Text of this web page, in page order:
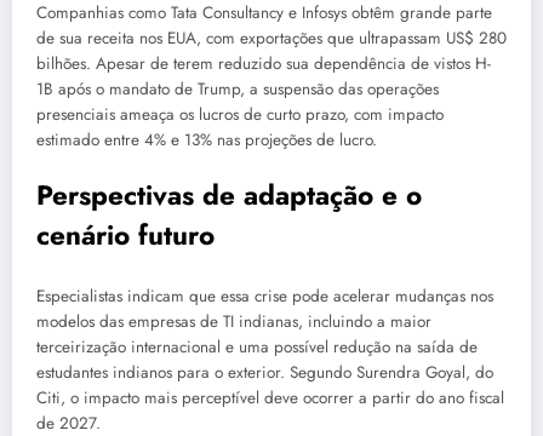
Companhias como Tata Consultancy e Infosys obtêm grande parte
de sua receita nos EUA, com exportações que ultrapassam US$ 280
bilhões. Apesar de terem reduzido sua dependência de vistos H-
1B após o mandato de Trump, a suspensão das operações
presenciais ameaça os lucros de curto prazo, com impacto
estimado entre 4% e 13% nas projeções de lucro.
Perspectivas de adaptação e o
cenário futuro
Especialistas indicam que essa crise pode acelerar mudanças nos
modelos das empresas de TI indianas, incluindo a maior
terceirização internacional e uma possível redução na saída de
estudantes indianos para o exterior. Segundo Surendra Goyal, do
Citi, o impacto mais perceptível deve ocorrer a partir do ano fiscal
de 2027.